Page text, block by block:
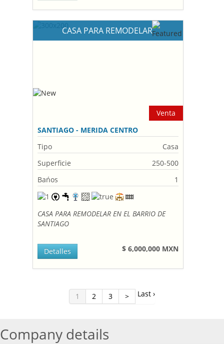
CASA PARA REMODELAR
Venta
SANTIAGO - MERIDA CENTRO
Tipo
Casa
Superficie
250-500
Bańos
1
CASA PARA REMODELAR EN EL BARRIO DE
SANTIAGO
$ 6,000,000 MXN
Detalles
1 2 3 > Last ›
Company details